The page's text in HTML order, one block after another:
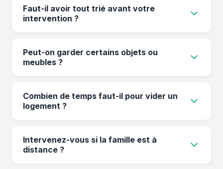
Faut-il avoir tout trié avant votre
intervention ?
nécessaire.
Peut-on garder certains objets ou
meubles ?
consignes et conservons ce que vous
souhaitez.
Combien de temps faut-il pour vider un
logement ?
une journée.
Intervenez-vous si la famille est à
distance ?